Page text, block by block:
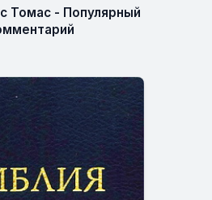
Томас - Популярный